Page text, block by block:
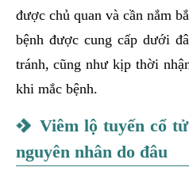
được chủ quan và cần nắm
bệnh được cung cấp dưới
tránh, cũng như kịp thời
khi mắc bệnh.
Viêm lộ tuyến cổ
nguyên nhân do đâu